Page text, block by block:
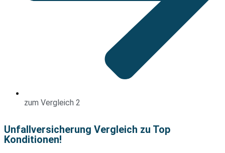
zum Vergleich 2
Unfallversicherung Vergleich zu Top
Konditionen!